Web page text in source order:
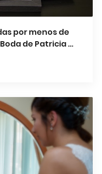
por menos de
de Patricia y